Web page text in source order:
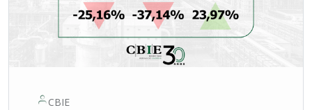
CBIE